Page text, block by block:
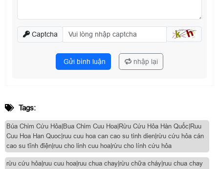
Captcha
Gửi bình luận nhập lại
Tags:
Búa Chim Cứu Hỏa|Bua Chim Cuu Hoa|Rừu Cứu Hỏa Hàn Quốc|Ruu
Cuu Hoa Han Quoc|ruu cuu hoa can cao su tinh dien|rừu cứu hỏa cán
cao su tĩnh điện|ruu cho linh cuu hoa|rừu cho lính cứu hỏa
rừu cứu hỏa|ruu cuu hoa|ruu chua chay|rừu chữa cháy|ruu chua chay